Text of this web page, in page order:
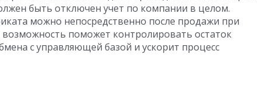
быть отключен учет по компании в целом.
можно непосредственно после продажи при
возможность поможет контролировать остаток
с управляющей базой и ускорит процесс